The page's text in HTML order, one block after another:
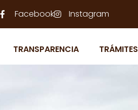
Facebook Instagram
TRANSPARENCIA TRÁMITES